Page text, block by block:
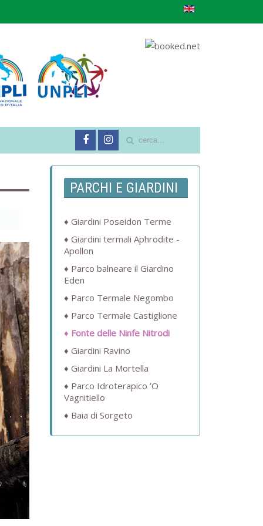
PARCHI E GIARDINI
Giardini Poseidon Terme
Giardini termali Aphrodite -
Apollon
Parco balneare il Giardino
Eden
Parco Termale Negombo
Parco Termale Castiglione
Fonte delle Ninfe Nitrodi
Giardini Ravino
Giardini La Mortella
Parco Idroterapico ‘O
Vagnitiello
Baia di Sorgeto